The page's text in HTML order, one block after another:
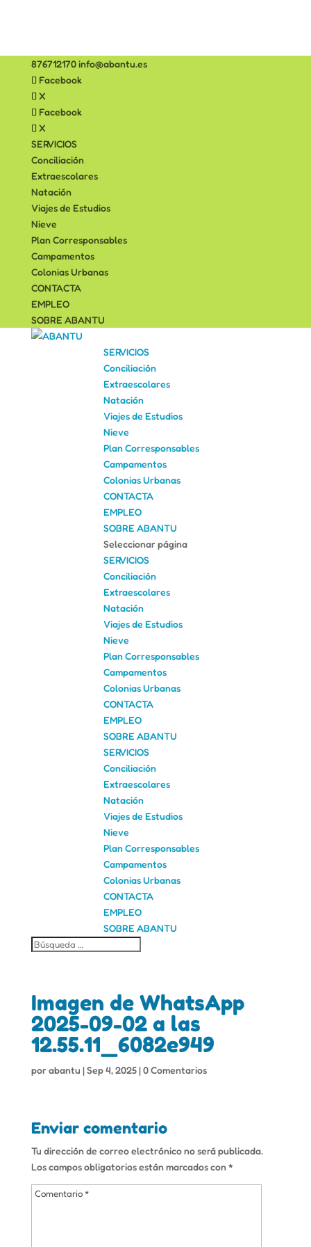
876712170info@abantu.es
Facebook
X
Facebook
X
SERVICIOS
Conciliación
Extraescolares
Natación
Viajes de Estudios
Nieve
Plan Corresponsables
Campamentos
Colonias Urbanas
CONTACTA
EMPLEO
SOBRE ABANTU
SERVICIOS
Conciliación
Extraescolares
Natación
Viajes de Estudios
Nieve
Plan Corresponsables
Campamentos
Colonias Urbanas
CONTACTA
EMPLEO
SOBRE ABANTU
Seleccionar página
SERVICIOS
Conciliación
Extraescolares
Natación
Viajes de Estudios
Nieve
Plan Corresponsables
Campamentos
Colonias Urbanas
CONTACTA
EMPLEO
SOBRE ABANTU
SERVICIOS
Conciliación
Extraescolares
Natación
Viajes de Estudios
Nieve
Plan Corresponsables
Campamentos
Colonias Urbanas
CONTACTA
EMPLEO
SOBRE ABANTU
Imagen de WhatsApp
2025-09-02 a las
12.55.11_6082e949
porabantu |Sep 4, 2025|0 Comentarios
Enviar comentario
Tu dirección de correo electrónico no será publicada.
Los campos obligatorios están marcados con*